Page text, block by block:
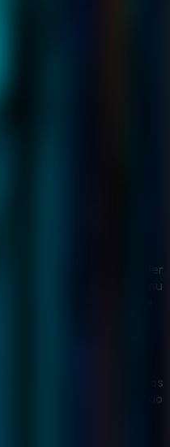
os puzzles da
objetos uteis e entender
ferramenta, simbolo ou
puzzle em outra parte
buscas por objetos
calma, porque a solucao